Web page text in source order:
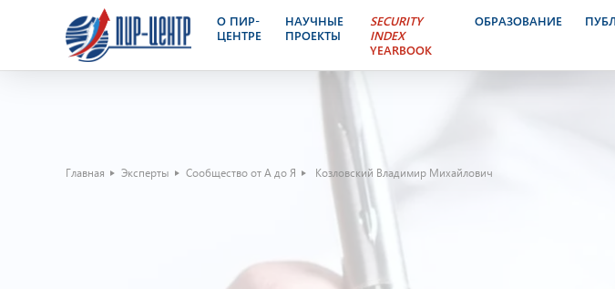
О ПИР-
ЦЕНТРЕ
НАУЧНЫЕ
ПРОЕКТЫ
SECURITY
INDEX
YEARBOOK
ОБРАЗОВАНИЕ
Главная Эксперты Сообщество от А до Я Козловский Владимир Михайлович